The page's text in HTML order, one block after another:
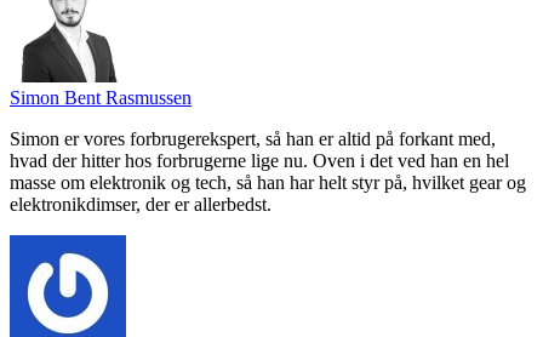
Simon Bent Rasmussen
Simon er vores forbrugerekspert, så han er altid på forkant med,
hvad der hitter hos forbrugerne lige nu. Oven i det ved han en hel
masse om elektronik og tech, så han har helt styr på, hvilket gear og
elektronikdimser, der er allerbedst.